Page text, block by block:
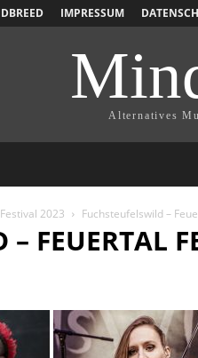
IMPRESSUM
Alternatives
2023 Fuchsteufelswild –
– FEUERTAL